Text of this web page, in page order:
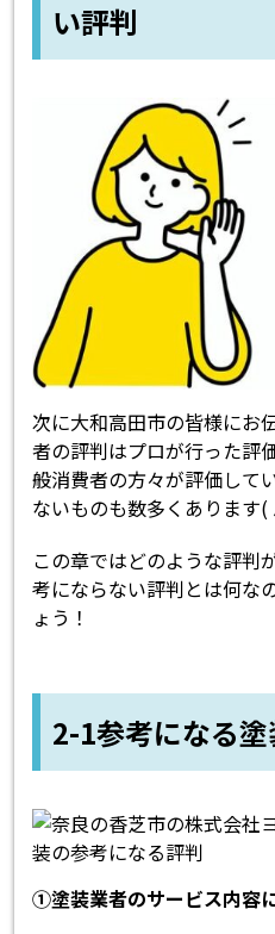
い評判
次に大和高田市の皆様にお
者の評判はプロが行った評
般消費者の方々が評価して
ないものも数多くありま
この章ではどのような評判
考にならない評判とは何な
ょう！
2-1参考になる
①塗装業者のサービス内容